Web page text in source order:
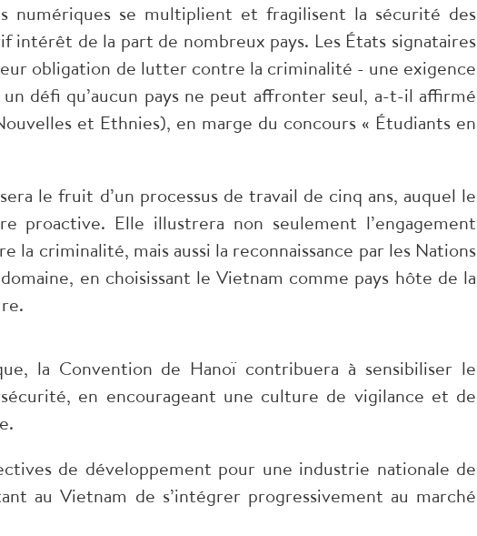
numériques se multiplient et fragilisent la sécurité des
intérêt de la part de nombreux pays. Les États signataires
obligation de lutter contre la criminalité - une exigence
défi qu’aucun pays ne peut affronter seul, a-t-il affirmé
et Ethnies), en marge du concours « Étudiants en
le fruit d’un processus de travail de cinq ans, auquel le
proactive. Elle illustrera non seulement l’engagement
la criminalité, mais aussi la reconnaissance par les Nations
en choisissant le Vietnam comme pays hôte de la
la Convention de Hanoï contribuera à sensibiliser le
en encourageant une culture de vigilance et de
de développement pour une industrie nationale de
au Vietnam de s’intégrer progressivement au marché